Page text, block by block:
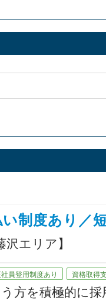
制度あり／
エリア】
員登用制度あり 資格取得
方を積極的に採